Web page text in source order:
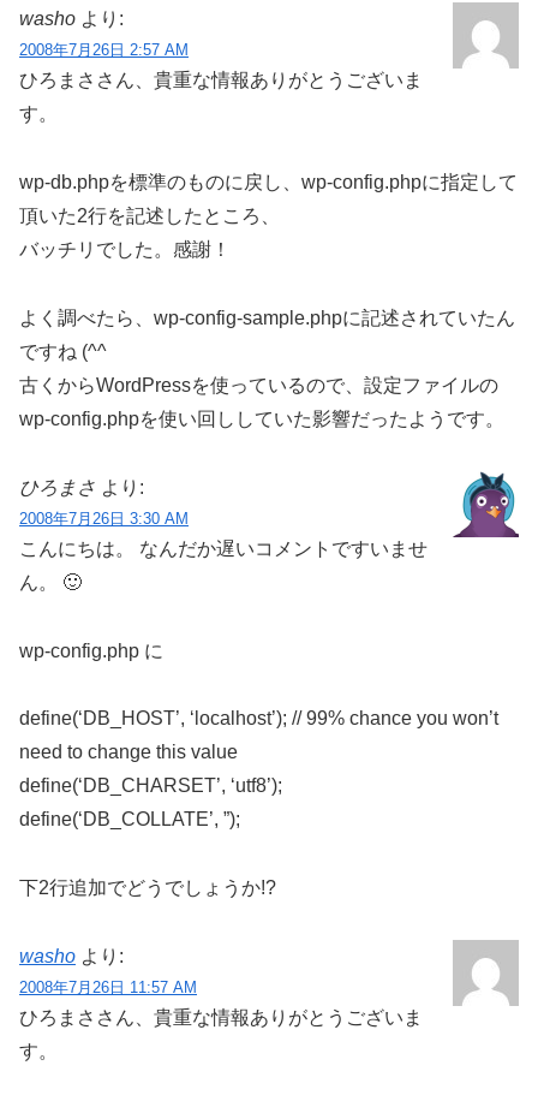
washo より:
2008年7月26日 2:57 AM
ひろまささん、貴重な情報ありがとうございま
す。
wp-db.phpを標準のものに戻し、wp-config.phpに指定して
頂いた2行を記述したところ、
バッチリでした。感謝！
よく調べたら、wp-config-sample.phpに記述されていたん
ですね (^^ゞ
古くからWordPressを使っているので、設定ファイルの
wp-config.phpを使い回ししていた影響だったようです。
ひろまさ より:
2008年7月26日 3:30 AM
こんにちは。 なんだか遅いコメントですいませ
ん。 🙂
wp-config.php に
define(‘DB_HOST’, ‘localhost’); // 99% chance you won’t
need to change this value
define(‘DB_CHARSET’, ‘utf8’);
define(‘DB_COLLATE’, ”);
下2行追加でどうでしょうか!?
washo より:
2008年7月26日 11:57 AM
ひろまささん、貴重な情報ありがとうございま
す。